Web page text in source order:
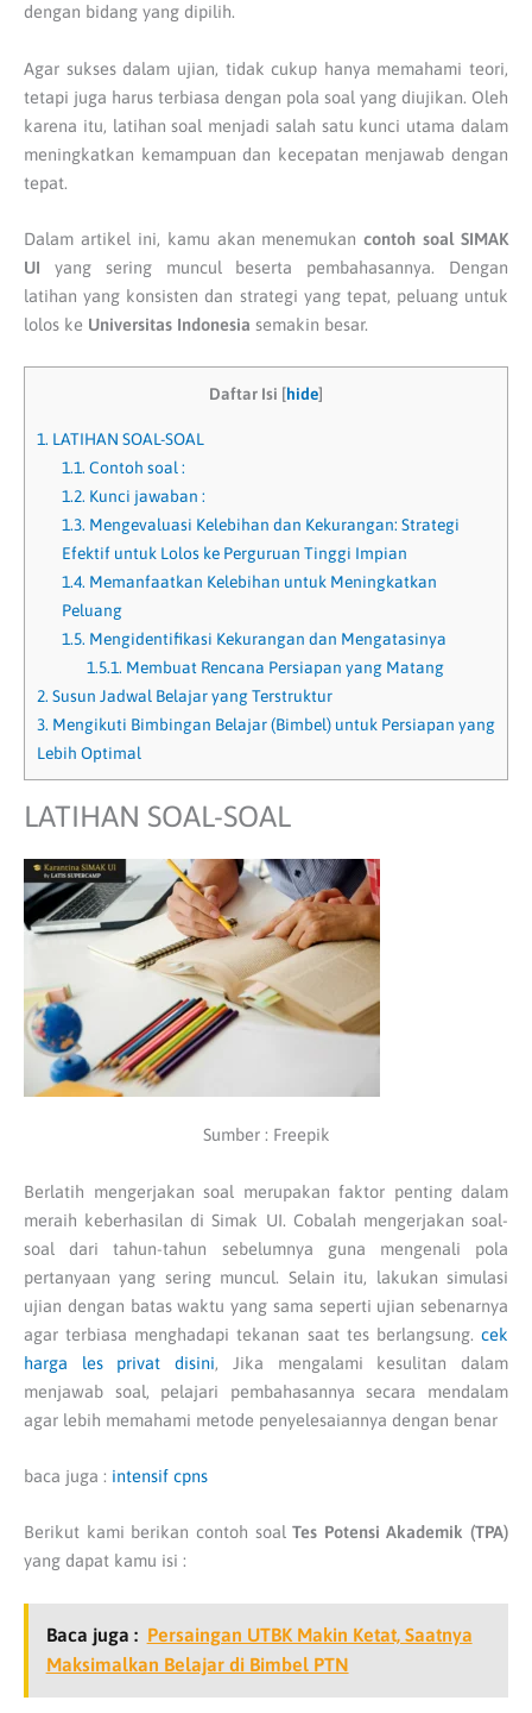
dengan bidang yang dipilih.
Agar sukses dalam ujian, tidak cukup hanya memahami teori,
tetapi juga harus terbiasa dengan pola soal yang diujikan. Oleh
karena itu, latihan soal menjadi salah satu kunci utama dalam
meningkatkan kemampuan dan kecepatan menjawab dengan
tepat.
Dalam artikel ini, kamu akan menemukancontoh soal SIMAK
UI yang sering muncul beserta pembahasannya. Dengan
latihan yang konsisten dan strategi yang tepat, peluang untuk
lolos ke Universitas Indonesia semakin besar.
Daftar Isi [hide]
1. LATIHAN SOAL-SOAL
1.1. Contoh soal :
1.2. Kunci jawaban :
1.3. Mengevaluasi Kelebihan dan Kekurangan: Strategi
Efektif untuk Lolos ke Perguruan Tinggi Impian
1.4. Memanfaatkan Kelebihan untuk Meningkatkan
Peluang
1.5. Mengidentifikasi Kekurangan dan Mengatasinya
1.5.1. Membuat Rencana Persiapan yang Matang
2. Susun Jadwal Belajar yang Terstruktur
3. Mengikuti Bimbingan Belajar (Bimbel) untuk Persiapan yang
Lebih Optimal
LATIHAN SOAL-SOAL
Sumber : Freepik
Berlatih mengerjakan soal merupakan faktor penting dalam
meraih keberhasilan di Simak UI. Cobalah mengerjakan soal-
soal dari tahun-tahun sebelumnya guna mengenali pola
pertanyaan yang sering muncul. Selain itu, lakukan simulasi
ujian dengan batas waktu yang sama seperti ujian sebenarnya
agar terbiasa menghadapi tekanan saat tes berlangsung. cek
harga les privat disini, Jika mengalami kesulitan dalam
menjawab soal, pelajari pembahasannya secara mendalam
agar lebih memahami metode penyelesaiannya dengan benar
baca juga : intensif cpns
Berikut kami berikan contoh soalTes Potensi Akademik (TPA)
yang dapat kamu isi :
Baca juga : Persaingan UTBK Makin Ketat, Saatnya
Maksimalkan Belajar di Bimbel PTN